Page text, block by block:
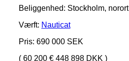
Beliggenhed: Stockholm, norort
Værft: Nauticat
Pris: 690 000 SEK
( 60 200 € 448 898 DKK )